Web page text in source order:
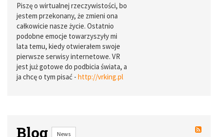
Piszę o wirtualnej rzeczywistości, bo
jestem przekonany, że zmieni ona
całkowicie nasze życie. Ostatnio
podobne emocje towarzyszyły mi
lata temu, kiedy otwierałem swoje
pierwsze serwisy internetowe. VR
jest już gotowe do podbicia świata, a
ja chcę o tym pisać - http://vrking.pl
Blog News